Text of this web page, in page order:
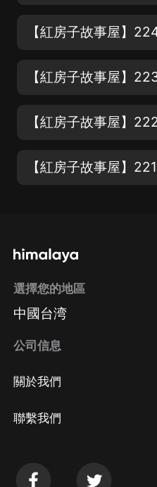
選擇您的地區
中國台湾
公司信息
關於我們
聯繫我們